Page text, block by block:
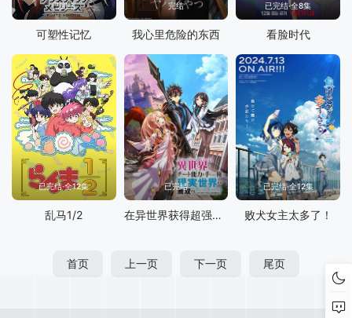
已完结
可塑性记忆
完结
我心里危险的东西
已完结·全8集
看脸时代
已完结·全12集
乱马1/2
已完结
在异世界获得超强能力的我，在现实世界照样无敌～等级提升改变人生命运～
已完结·全12集
败犬女主太多了！
首页 上一页 下一页 尾页